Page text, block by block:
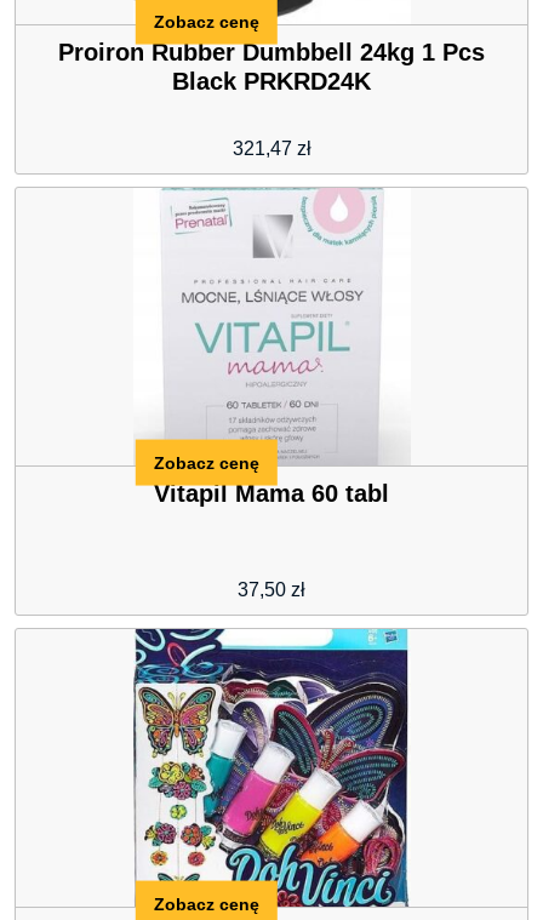
Proiron Rubber Dumbbell 24kg 1 Pcs
Black PRKRD24K
321,47 zł
Zobacz cenę
Vitapil Mama 60 tabl
37,50 zł
Zobacz cenę
Zobacz cenę